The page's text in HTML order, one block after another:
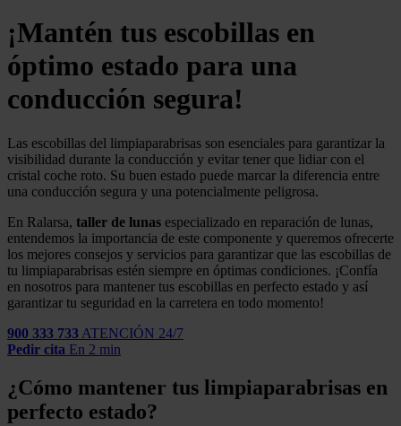
¡Mantén tus escobillas en
óptimo estado para una
conducción segura!
Las escobillas del limpiaparabrisas son esenciales para garantizar la
visibilidad durante la conducción y evitar tener que lidiar con el
cristal coche roto. Su buen estado puede marcar la diferencia entre
una conducción segura y una potencialmente peligrosa.
En Ralarsa, taller de lunas especializado en reparación de lunas,
entendemos la importancia de este componente y queremos ofrecerte
los mejores consejos y servicios para garantizar que las escobillas de
tu limpiaparabrisas estén siempre en óptimas condiciones. ¡Confía
en nosotros para mantener tus escobillas en perfecto estado y así
garantizar tu seguridad en la carretera en todo momento!
900 333 733 ATENCIÓN 24/7
Pedir cita En 2 min
¿Cómo mantener tus limpiaparabrisas en
perfecto estado?